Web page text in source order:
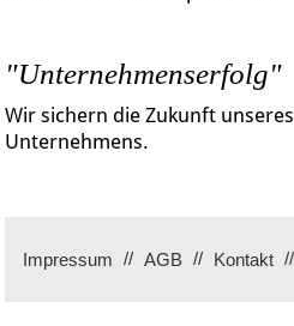
"Unternehmenserfolg"
Wir sichern die Zukunft unseres
Unternehmens.
Impressum AGB Kontakt